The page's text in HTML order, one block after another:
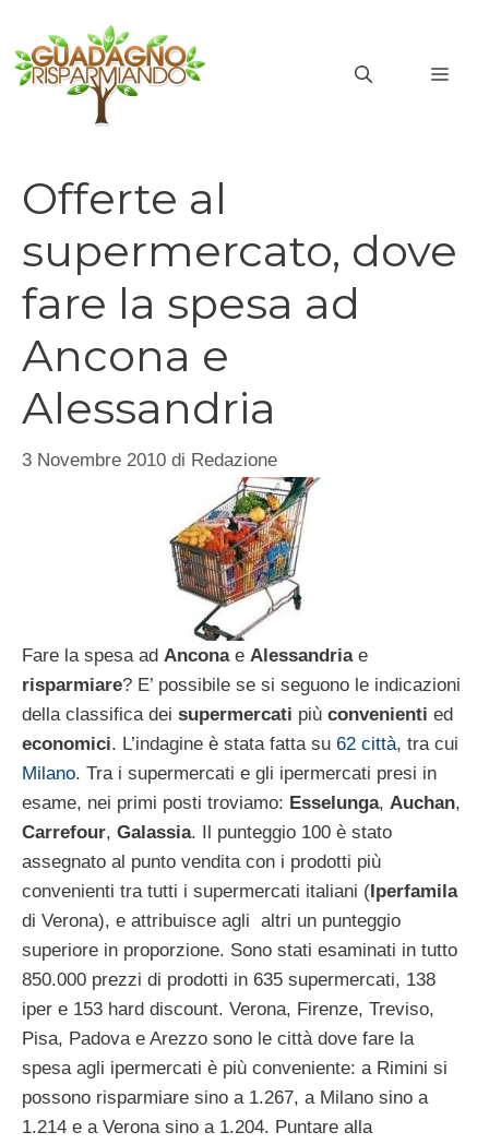
contenuto
Offerte al
supermercato, dove
fare la spesa ad
Ancona e
Alessandria
3 Novembre 2010 di Redazione
Fare la spesa ad Ancona e Alessandria e
risparmiare? E’ possibile se si seguono le indicazioni
della classifica dei supermercati più convenienti ed
economici. L’indagine è stata fatta su 62 città, tra cui
Milano. Tra i supermercati e gli ipermercati presi in
esame, nei primi posti troviamo: Esselunga, Auchan,
Carrefour, Galassia. Il punteggio 100 è stato
assegnato al punto vendita con i prodotti più
convenienti tra tutti i supermercati italiani (Iperfamila
di Verona), e attribuisce agli altri un punteggio
superiore in proporzione. Sono stati esaminati in tutto
850.000 prezzi di prodotti in 635 supermercati, 138
iper e 153 hard discount. Verona, Firenze, Treviso,
Pisa, Padova e Arezzo sono le città dove fare la
spesa agli ipermercati è più conveniente: a Rimini si
possono risparmiare sino a 1.267, a Milano sino a
1.214 e a Verona sino a 1.204. Puntare alla